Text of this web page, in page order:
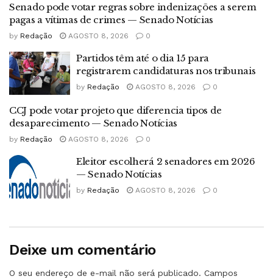
Senado pode votar regras sobre indenizações a serem
pagas a vítimas de crimes — Senado Notícias
by Redação AGOSTO 8, 2026 0
Partidos têm até o dia 15 para
registrarem candidaturas nos tribunais
by Redação AGOSTO 8, 2026 0
CCJ pode votar projeto que diferencia tipos de
desaparecimento — Senado Notícias
by Redação AGOSTO 8, 2026 0
Eleitor escolherá 2 senadores em 2026
— Senado Notícias
by Redação AGOSTO 8, 2026 0
Deixe um comentário
O seu endereço de e-mail não será publicado. Campos